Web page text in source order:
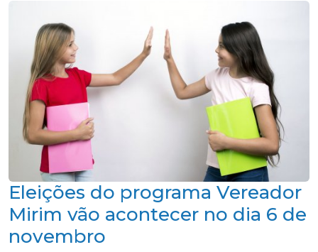
Eleições do programa Vereador
Mirim vão acontecer no dia 6 de
novembro